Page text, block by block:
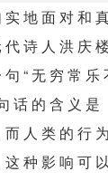
地 面 对 和
诗 人 洪 庆
“ 无 穷 常
话 的 含 义
人 类 的 行
种 影 响 可